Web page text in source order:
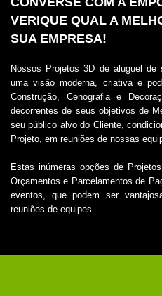
VERIQUE QUAL A
SUA EMPRESA!
Nossos Projetos 3D de aluguel de
uma visão moderna, criativa e
Construção, Cenografia e
decorrentes de seus objetivos de
seu público alvo do Cliente,
Projeto, em reuniões de nossas
Estas inúmeras opções de
Orçamentos e Parcelamentos de
eventos , que podem ser
reuniões de equipes.